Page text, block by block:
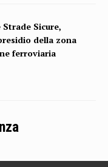
Sicure,
della zona
ferroviaria